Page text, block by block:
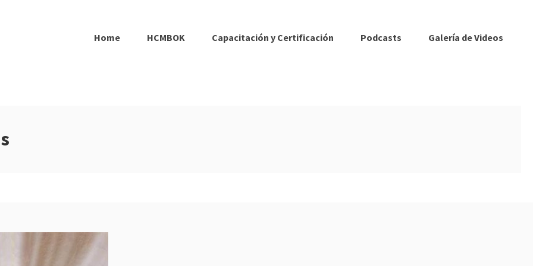
Home HCMBOK Capacitación y Certificación Podcasts Galería de Videos